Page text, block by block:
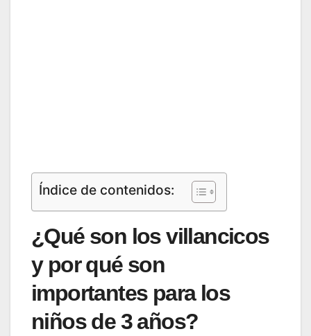
Índice de contenidos:
¿Qué son los villancicos
y por qué son
importantes para los
niños de 3 años?